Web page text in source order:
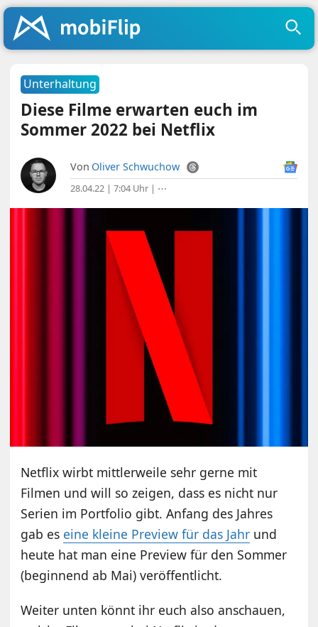
Unterhaltung
Diese Filme erwarten euch im
Sommer 2022 bei Netflix
Von Oliver Schwuchow
28.04.22 | 7:04 Uhr | ⋯
Netflix wirbt mittlerweile sehr gerne mit
Filmen und will so zeigen, dass es nicht nur
Serien im Portfolio gibt. Anfang des Jahres
gab es eine kleine Preview für das Jahr und
heute hat man eine Preview für den Sommer
(beginnend ab Mai) veröffentlicht.
Weiter unten könnt ihr euch also anschauen,